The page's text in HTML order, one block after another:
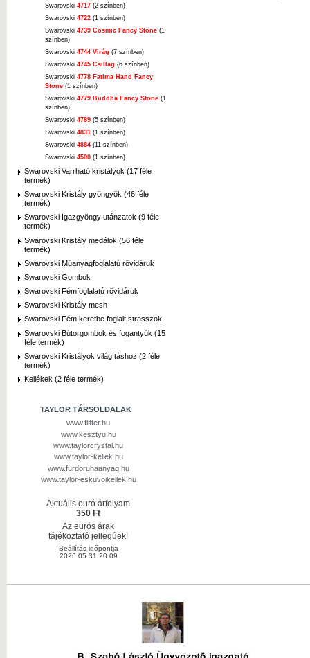
Swarovski 4717 (2 színben)
Swarovski 4722 (1 színben)
Swarovski 4739 Cosmic Fancy Stone (1
színben)
Swarovski 4744 Virág (7 színben)
Swarovski 4745 Csillag (6 színben)
Swarovski 4778 Fatima Hand Fancy
Stone (1 színben)
Swarovski 4779 Buddha Fancy Stone (1
színben)
Swarovski 4789 (5 színben)
Swarovski 4831 (1 színben)
Swarovski 4884 (11 színben)
Swarovski 4500 (1 színben)
Swarovski Varrható kristályok (17 féle
termék)
Swarovski Kristály gyöngyök (46 féle
termék)
Swarovski Igazgyöngy utánzatok (9 féle
termék)
Swarovski Kristály medálok (56 féle
termék)
Swarovski Műanyagfoglalatú rövidáruk
Swarovski Gombok
Swarovski Fémfoglalatú rövidáruk
Swarovski Kristály mesh
Swarovski Fém keretbe foglalt strasszok
Swarovski Bútorgombok és fogantyúk (15
féle termék)
Swarovski Kristályok világításhoz (2 féle
termék)
Kellékek (2 féle termék)
TAYLOR TÁRSOLDALAK
www.flitter.hu
www.kesztyu.hu
www.taylorcrystal.hu
www.taylor-kellek.hu
www.furdoruhaanyag.hu
www.taylor-eskuvoikellek.hu
Aktuális euró árfolyam
350 Ft
Az eurós árak
tájékoztató jellegűek!
Beállítás időpontja
2026.05.31 20:09